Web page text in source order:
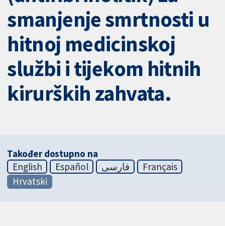
smanjenje smrtnosti u
hitnoj medicinskoj
službi i tijekom hitnih
kirurških zahvata.
Također dostupno na
English
Español فارسی
Français
Hrvatski